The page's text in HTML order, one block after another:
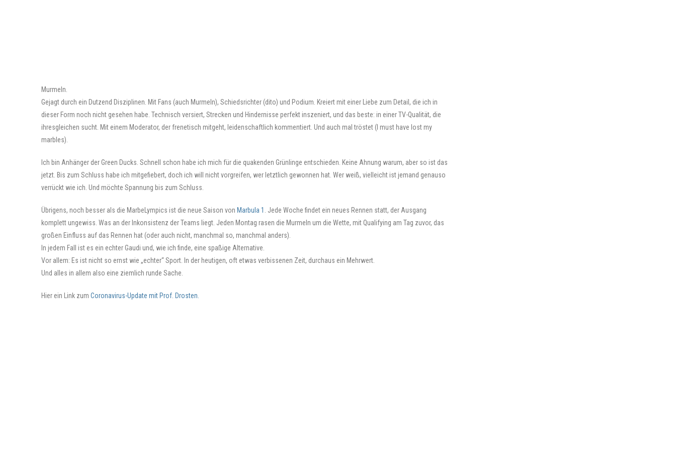
Murmeln.
Gejagt durch ein Dutzend Disziplinen. Mit Fans (auch Murmeln), Schiedsrichter (dito) und Podium. Kreiert mit einer Liebe zum Detail, die ich in
dieser Form noch nicht gesehen habe. Technisch versiert, Strecken und Hindernisse perfekt inszeniert, und das beste: in einer TV-Qualität, die
ihresgleichen sucht. Mit einem Moderator, der frenetisch mitgeht, leidenschaftlich kommentiert. Und auch mal tröstet (I must have lost my
marbles).
Ich bin Anhänger der Green Ducks. Schnell schon habe ich mich für die quakenden Grünlinge entschieden. Keine Ahnung warum, aber so ist das
jetzt. Bis zum Schluss habe ich mitgefiebert, doch ich will nicht vorgreifen, wer letztlich gewonnen hat. Wer weiß, vielleicht ist jemand genauso
verrückt wie ich. Und möchte Spannung bis zum Schluss.
Übrigens, noch besser als die MarbeLympics ist die neue Saison von Marbula 1 . Jede Woche findet ein neues Rennen statt, der Ausgang
komplett ungewiss. Was an der Inkonsistenz der Teams liegt. Jeden Montag rasen die Murmeln um die Wette, mit Qualifying am Tag zuvor, das
großen Einfluss auf das Rennen hat (oder auch nicht, manchmal so, manchmal anders).
In jedem Fall ist es ein echter Gaudi und, wie ich finde, eine spaßige Alternative.
Vor allem: Es ist nicht so ernst wie „echter“ Sport. In der heutigen, oft etwas verbissenen Zeit, durchaus ein Mehrwert.
Und alles in allem also eine ziemlich runde Sache.
Hier ein Link zum Coronavirus-Update mit Prof. Drosten.